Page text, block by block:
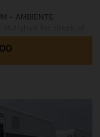
- AMBIENTE
garanti) - 6.995,-
garanti (i alt 5 års
rejsevogn med
Ekstra USB stik -
Vi tager forbehold for